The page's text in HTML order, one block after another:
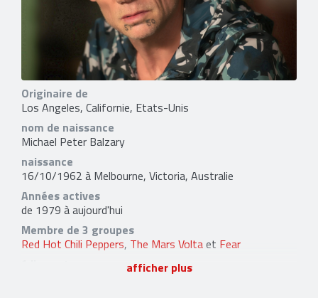
Originaire de
Los Angeles, Californie, Etats-Unis
nom de naissance
Michael Peter Balzary
naissance
16/10/1962 à Melbourne, Victoria, Australie
Années actives
de 1979 à aujourd'hui
Membre de 3 groupes
Red Hot Chili Peppers, The Mars Voltaet Fear
afficher plus